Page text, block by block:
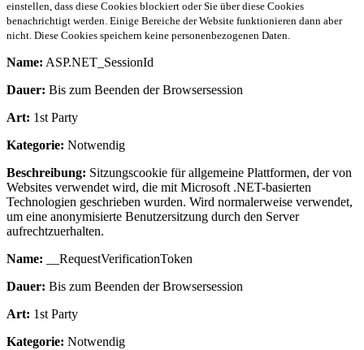
einstellen, dass diese Cookies blockiert oder Sie über diese Cookies
benachrichtigt werden. Einige Bereiche der Website funktionieren dann aber
nicht. Diese Cookies speichern keine personenbezogenen Daten.
Name: ASP.NET_SessionId
Dauer: Bis zum Beenden der Browsersession
Art: 1st Party
Kategorie: Notwendig
Beschreibung: Sitzungscookie für allgemeine Plattformen, der von
Websites verwendet wird, die mit Microsoft .NET-basierten
Technologien geschrieben wurden. Wird normalerweise verwendet,
um eine anonymisierte Benutzersitzung durch den Server
aufrechtzuerhalten.
Name: __RequestVerificationToken
Dauer: Bis zum Beenden der Browsersession
Art: 1st Party
Kategorie: Notwendig